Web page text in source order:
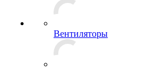
Вентиляторы